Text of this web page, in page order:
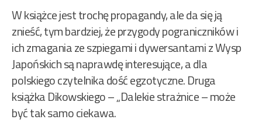
W książce jest trochę propagandy, ale da się ją
znieść, tym bardziej, że przygody pograniczników i
ich zmagania ze szpiegami i dywersantami z Wysp
Japońskich są naprawdę interesujące, a dla
polskiego czytelnika dość egzotyczne. Druga
książka Dikowskiego – „Dalekie strażnice – może
być tak samo ciekawa.